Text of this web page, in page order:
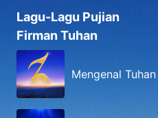
Lagu-Lagu Pujian
Firman Tuhan
Mengenal Tuhan